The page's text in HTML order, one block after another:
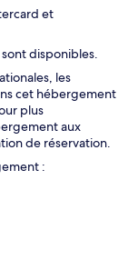
et
disponibles.
les
cet hébergement
plus
aux
de réservation.
: